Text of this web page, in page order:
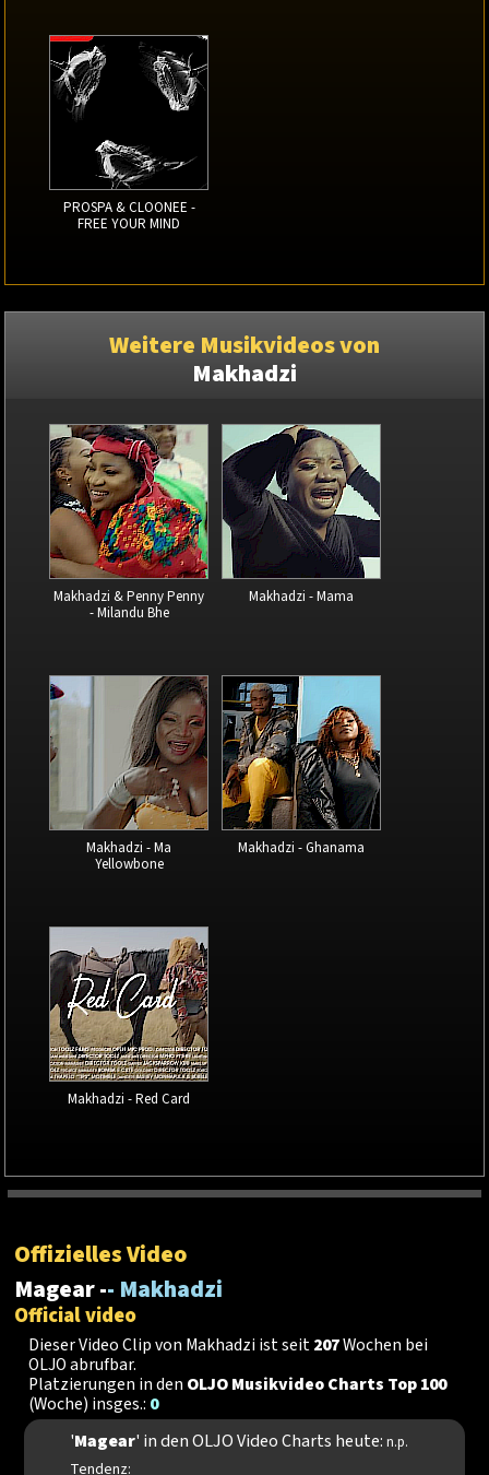
PROSPA & CLOONEE -
FREE YOUR MIND
Weitere Musikvideos von
Makhadzi
Makhadzi & Penny Penny
- Milandu Bhe
Makhadzi - Mama
Makhadzi - Ma
Yellowbone
Makhadzi - Ghanama
Makhadzi - Red Card
Offizielles Video
Magear -- Makhadzi
Official video
Dieser Video Clip von Makhadzi ist seit207Wochen bei
OLJO abrufbar.
Platzierungen in den OLJO Musikvideo Charts Top 100
(Woche) insges.: 0
'Magear' in den OLJO Video Charts heute: n.p.
Tendenz: